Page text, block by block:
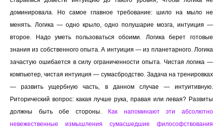
доминировала. Но самое главное требование: шило на мыло не
менять. Логика — одно крыло, одно полушарие мозга, интуиция —
второе. Надо уметь пользоваться обоими. Логика берет готовые
знания из собственного опыта. А интуиция — из планетарного. Логика
зачастую ошибается в силу ограниченности опыта. Чистая логика —
компьютер, чистая интуиция — сумасбродство. Задача на тренировках
— развить ущербную часть, в данном случае — интуитивную.
Риторический вопрос: какая лучше рука, правая или левая? Развиты
должны быть обе стороны.
Как напоминают эти абсолютно
невежественные измышления сумасшедшие философствования